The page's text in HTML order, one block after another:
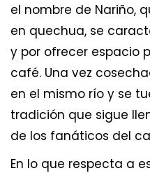
el nombre de Nariño,
en quechua, se
y por ofrecer espacio
café. Una vez
en el mismo río y se
tradición que sigue
de los fanáticos del
En lo que respecta a